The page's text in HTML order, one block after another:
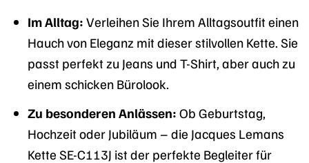
Im Alltag: Verleihen Sie Ihrem Alltagsoutfit einen
Hauch von Eleganz mit dieser stilvollen Kette. Sie
passt perfekt zu Jeans und T-Shirt, aber auch zu
einem schicken Bürolook.
Zu besonderen Anlässen: Ob Geburtstag,
Hochzeit oder Jubiläum – die Jacques Lemans
Kette SE-C113J ist der perfekte Begleiter für